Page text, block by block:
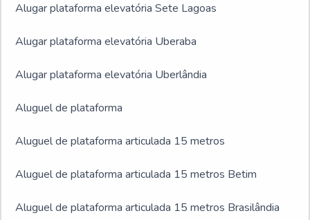
Alugar plataforma elevatória Sete Lagoas
Alugar plataforma elevatória Uberaba
Alugar plataforma elevatória Uberlândia
Aluguel de plataforma
Aluguel de plataforma articulada 15 metros
Aluguel de plataforma articulada 15 metros Betim
Aluguel de plataforma articulada 15 metros Brasilândia